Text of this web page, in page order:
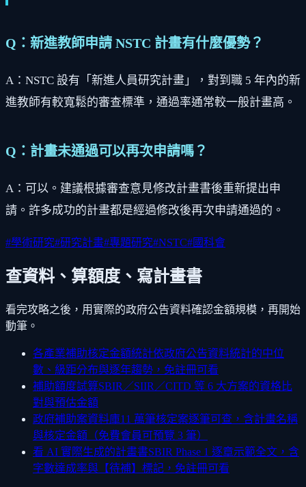
Q：新進教師申請 NSTC 計畫有什麼優勢？
A：NSTC 設有「新進人員研究計畫」，對到職 5 年內的新
進教師有較寬鬆的審查標準，通過率通常較一般計畫高。
Q：計畫未通過可以再次申請嗎？
A：可以。建議根據審查意見修改計畫書後重新提出申
請。許多成功的計畫都是經過修改後再次申請通過的。
#學術研究#研究計畫#專題研究#NSTC#國科會
查資料、算額度、寫計畫書
看完攻略之後，用實際的政府公告資料確認金額規模，再開始
動筆。
各產業補助核定金額統計依政府公告資料統計的中位
數、級距分布與逐年趨勢，免註冊可看
補助額度試算SBIR／SIIR／CITD 等 6 大方案的資格比
對與預估金額
政府補助案資料庫11 萬筆核定案逐筆可查，含計畫名稱
與核定金額（免費會員可預覽 3 筆）
看 AI 實際生成的計畫書SBIR Phase 1 逐章示範全文，含
字數達成率與【待補】標記，免註冊可看